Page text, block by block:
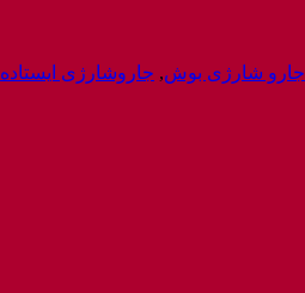
جارو شارژی بوش, جاروشارژی ایستاده